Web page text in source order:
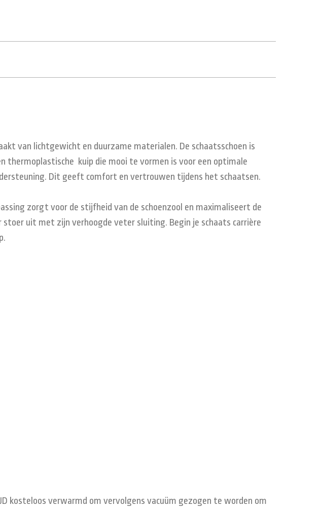
van lichtgewicht en duurzame materialen. De schaatsschoen is
thermoplastische kuip die mooi te vormen is voor een optimale
Dit geeft comfort en vertrouwen tijdens het schaatsen.
zorgt voor de stijfheid van de schoenzool en maximaliseert de
uit met zijn verhoogde veter sluiting. Begin je schaats carrière
kosteloos verwarmd om vervolgens vacuüm gezogen te worden om